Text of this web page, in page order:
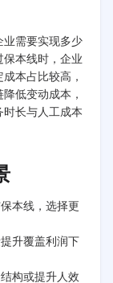
业需要实现多少
本线时，企业
本占比较高，
低变动成本，
长与人工成本
本线，选择更
升覆盖利润下
构或提升人效